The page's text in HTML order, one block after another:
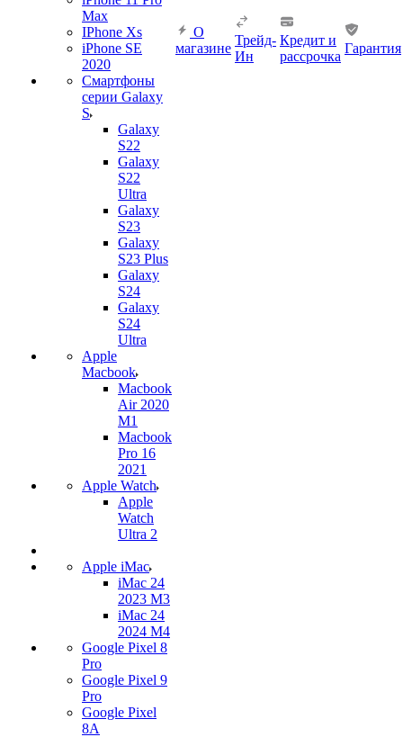
Max
IPhone Xs
iPhone SE
2020
Смартфоны
серии Galaxy
S
Galaxy
S22
Galaxy
S22
Ultra
Galaxy
S23
Galaxy
S23 Plus
Galaxy
S24
Galaxy
S24
Ultra
Apple
Macbook
Macbook
Air 2020
M1
Macbook
Pro 16
2021
Apple Watch
Apple
Watch
Ultra 2
Apple iMac
iMac 24
2023 M3
iMac 24
2024 M4
Google Pixel 8
Pro
Google Pixel 9
Pro
Google Pixel
8A
О
магазине
Трейд-
Ин
Кредит и
рассрочка
Гарантия